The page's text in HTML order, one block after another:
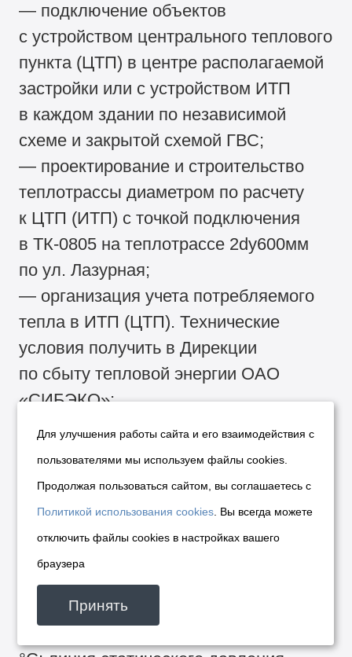
— подключение объектов
с устройством центрального теплового
пункта (ЦТП) в центре располагаемой
застройки или с устройством ИТП
в каждом здании по независимой
схеме и закрытой схемой ГВС;
— проектирование и строительство
теплотрассы диаметром по расчету
к ЦТП (ИТП) с точкой подключения
в ТК-0805 на теплотрассе 2dy600мм
по ул. Лазурная;
— организация учета потребляемого
тепла в ИТП (ЦТП). Технические
условия получить в Дирекции
по сбыту тепловой энергии ОАО
«СИБЭКО»;
— параметры теплоносителя
в ТК-0805 для проектирования
принять: Рп/Роб=10,5/6,8 кгс/см²; Тп/
Тоб=150/80 °С; линия статического
давления ТЭЦ-5 — 235 м.
После подключения теплотрассы
по ул. Лазурная на ПНС-11 параметры
теплоносителя в ТК-0805 составят:
Для улучшения работы сайта и его взаимодействия с
пользователями мы используем файлы cookies.
Продолжая пользоваться сайтом, вы соглашаетесь с
Политикой использования cookies . Вы всегда можете
отключить файлы cookies в настройках вашего
браузера
Принять